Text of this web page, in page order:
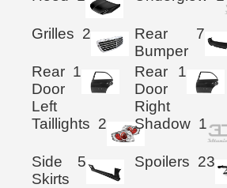
Grilles 2
Rear
Bumper
7
Rear
Door
Left
1
Rear
Door
Right
1
Taillights 2 Shadow 1
Side
Skirts
5 Spoilers 23